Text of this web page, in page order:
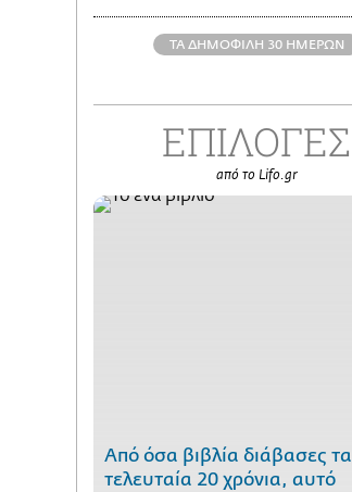
ΤΑ ΔΗΜΟΦΙΛΗ 30 ΗΜΕΡΩΝ
ΕΠΙΛΟΓΕΣ
από το Lifo.gr
Από όσα βιβλία διάβασες τα
τελευταία 20 χρόνια, αυτό